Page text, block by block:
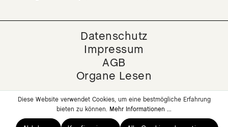
Datenschutz
Impressum
AGB
Organe Lesen
Diese Website verwendet Cookies, um eine bestmögliche Erfahrung
bieten zu können. Mehr Informationen ...